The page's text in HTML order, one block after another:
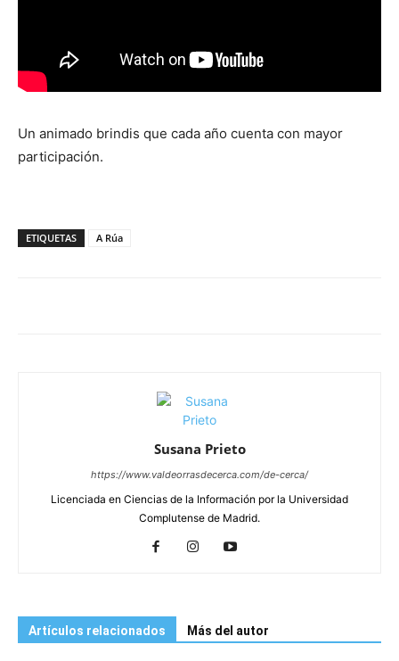
Un animado brindis que cada año cuenta con mayor
participación.
ETIQUETAS A Rúa
Susana Prieto
https://www.valdeorrasdecerca.com/de-cerca/
Licenciada en Ciencias de la Información por la Universidad
Complutense de Madrid.
Artículos relacionados Más del autor